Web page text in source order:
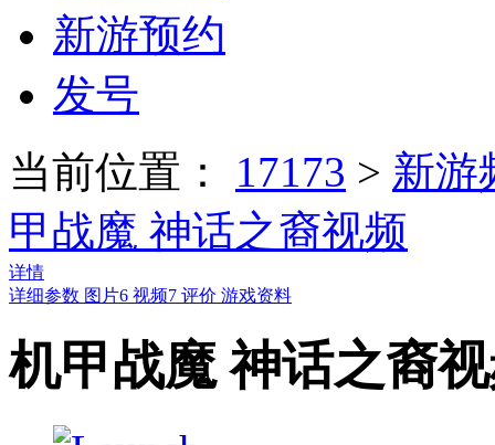
新游预约
发号
当前位置： 17173 > 新游
甲战魔 神话之裔视频
详情
详细参数 图片6 视频7 评价 游戏资料
机甲战魔 神话之裔